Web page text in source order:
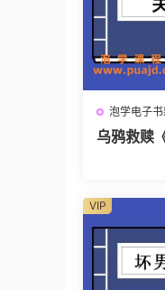
泡学电子
乌鸦救赎
VIP